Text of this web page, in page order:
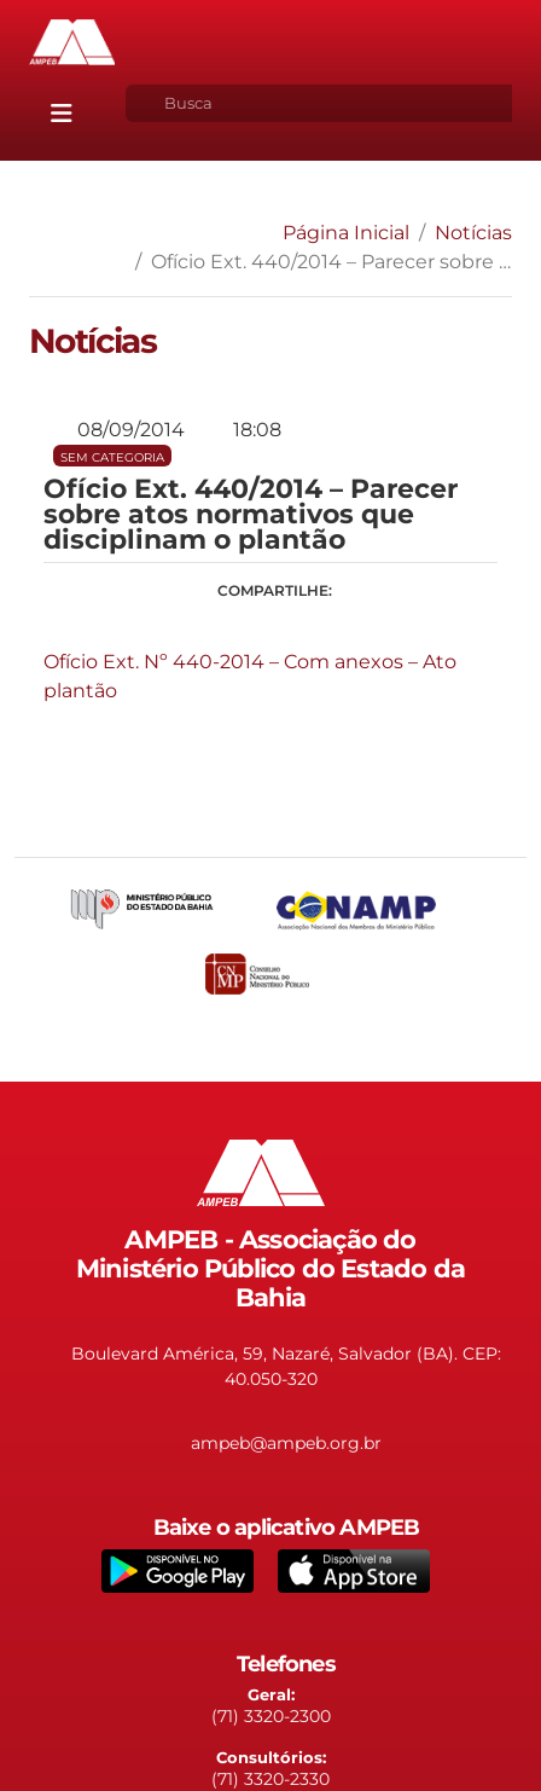
Página Inicial
Notícias
Ofício Ext. 440/2014 – Parecer sobre atos normativos que disciplinam o plantão
Notícias
08/09/2014 18:08
SEM CATEGORIA
Ofício Ext. 440/2014 – Parecer
sobre atos normativos que
disciplinam o plantão
COMPARTILHE:
Ofício Ext. Nº 440-2014 – Com anexos – Ato
plantão
AMPEB - Associação do
Ministério Público do Estado da
Bahia
Boulevard América, 59, Nazaré, Salvador (BA). CEP:
40.050-320
ampeb@ampeb.org.br
Baixe o aplicativo AMPEB
Telefones
Geral:
(71) 3320-2300
Consultórios:
(71) 3320-2330